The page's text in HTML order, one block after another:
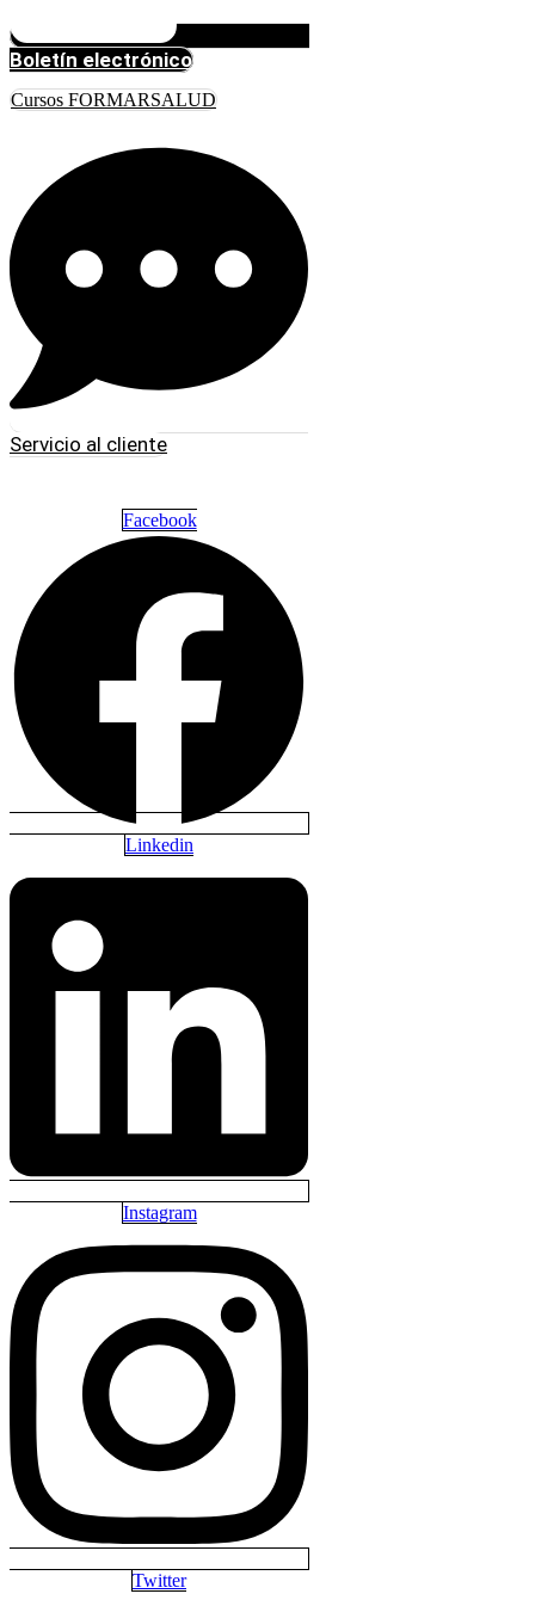
Boletín electrónico
Cursos FORMARSALUD
Servicio al cliente
Facebook
Linkedin
Instagram
Twitter